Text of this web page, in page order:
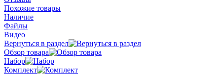
Похожие товары
Наличие
Файлы
Видео
Вернуться в раздел
Обзор товара
Набор
Комплект